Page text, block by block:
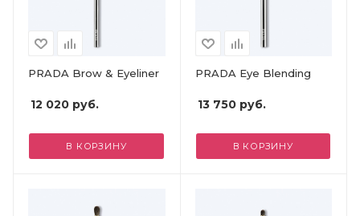
PRADA Brow & Eyeliner
12 020 руб.
В КОРЗИНУ
PRADA Eye Blending
13 750руб.
В КОРЗИНУ